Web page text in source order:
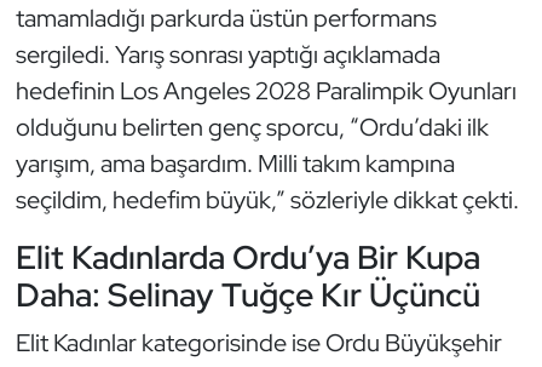
tamamladığı parkurda üstün performans
sergiledi. Yarış sonrası yaptığı açıklamada
hedefinin Los Angeles 2028 Paralimpik Oyunları
olduğunu belirten genç sporcu, “Ordu’daki ilk
yarışım, ama başardım. Milli takım kampına
seçildim, hedefim büyük,” sözleriyle dikkat çekti.
Elit Kadınlarda Ordu’ya Bir Kupa
Daha: Selinay Tuğçe Kır Üçüncü
Elit Kadınlar kategorisinde ise Ordu Büyükşehir
Modern Pentatlon
Motor Sporları
Muay Thai
Okçuluk
Optimist
Oryantiring